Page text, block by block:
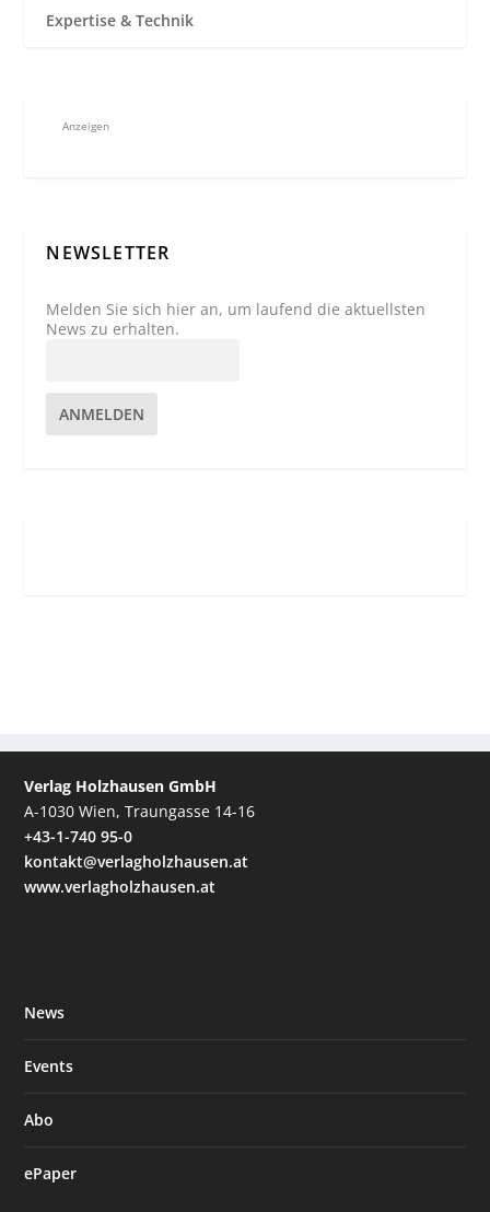
Expertise & Technik
Anzeigen
NEWSLETTER
Melden Sie sich hier an, um laufend die aktuellsten
News zu erhalten.
ANMELDEN
Verlag Holzhausen GmbH
A-1030 Wien, Traungasse 14-16
+43-1-740 95-0
kontakt@verlagholzhausen.at
www.verlagholzhausen.at
News
Events
Abo
ePaper